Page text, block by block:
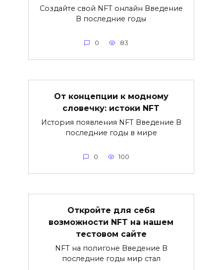
Создайте свой NFT онлайн Введение
В последние годы
0 83
От концепции к модному
словечку: истоки NFT
История появления NFT Введение В
последние годы в мире
0 100
Откройте для себя
возможности NFT на нашем
тестовом сайте
NFT на полигоне Введение В
последние годы мир стал